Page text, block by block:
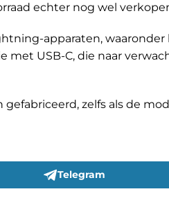
echter nog wel
apparaten, waaronder
met USB-C, die naar
zelfs als de
Telegram